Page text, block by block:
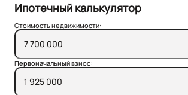
Ипотечный калькулятор
Стоимость недвижимости:
Первоначальный взнос: